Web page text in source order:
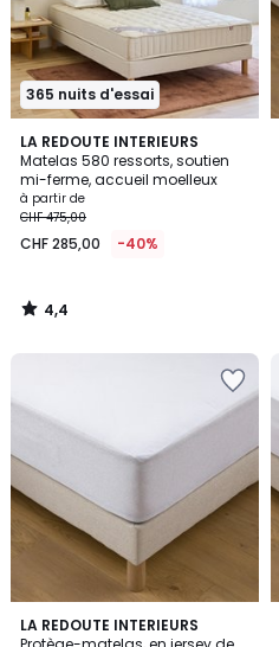
365 nuits d'essai
LA REDOUTE INTERIEURS
Matelas 580 ressorts, soutien
mi-ferme, accueil moelleux
à partir de
CHF 475,00
CHF 285,00 -40%
4,4
/ 5
4,4
/
LA REDOUTE INTERIEURS
4,4
/ 5